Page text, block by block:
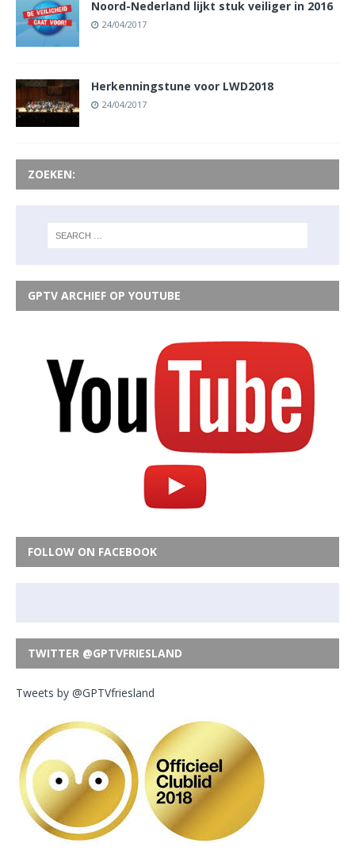
Noord-Nederland lijkt stuk veiliger in 2016
24/04/2017
Herkenningstune voor LWD2018
24/04/2017
ZOEKEN:
GPTV ARCHIEF OP YOUTUBE
FOLLOW ON FACEBOOK
TWITTER @GPTVFRIESLAND
Tweets by @GPTVfriesland